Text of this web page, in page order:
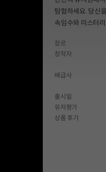
탐험하세요. 당신
속임수와 미스터
아이의 행방을 찾
장르
창작자
배급사
출시일
유저평가
상품 후기